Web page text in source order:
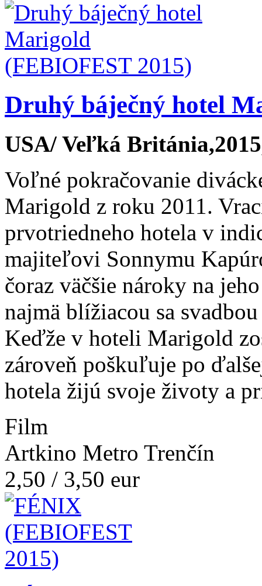
Druhý báječný hotel
USA/ Veľká
Voľné pokračovanie
Marigold z roku 2011.
prvotriedneho hotela v
majiteľovi Sonnymu
čoraz väčšie nároky na
najmä blížiacou sa
Keďže v hoteli Marigold
zároveň poškuľuje po
hotela žijú svoje životy a
Film
Artkino Metro Trenčín
2,50 / 3,50 eur